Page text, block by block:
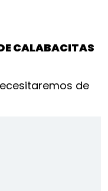
CALABACITAS
de